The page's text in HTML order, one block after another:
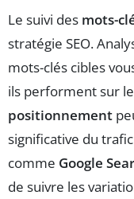
Le suivi des mots-
stratégie SEO.
mots-clés cibles
ils performent sur
positionnement
significative du
comme Google
de suivre les